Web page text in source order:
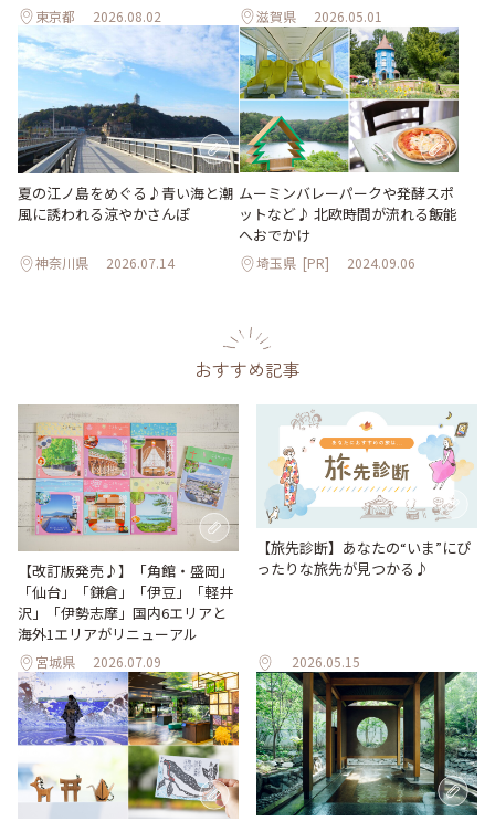
東京都 2026.08.02 滋賀県 2026.05.01
夏の江ノ島をめぐる♪青い海と潮
風に誘われる涼やかさんぽ
神奈川県 2026.07.14
ムーミンバレーパークや発酵スポ
ットなど♪ 北欧時間が流れる飯能
へおでかけ
埼玉県 [PR] 2024.09.06
おすすめ記事
【改訂版発売♪】「角館・盛岡」
「仙台」「鎌倉」「伊豆」「軽井
沢」「伊勢志摩」国内6エリアと
海外1エリアがリニューアル
宮城県 2026.07.09
【旅先診断】あなたの“いま”にぴ
ったりな旅先が見つかる♪
2026.05.15